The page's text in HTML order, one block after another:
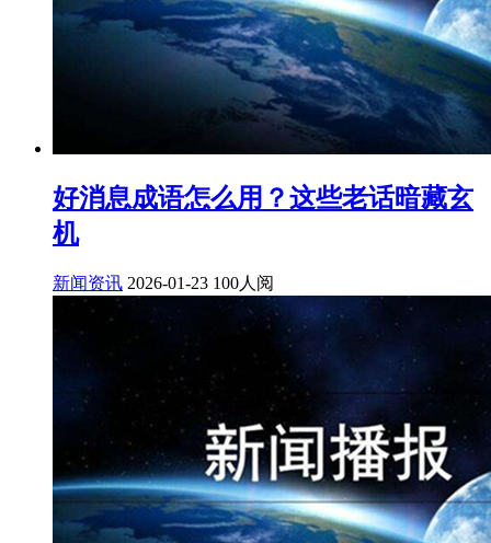
好消息成语怎么用？这些老话暗藏玄
机
新闻资讯 2026-01-23 100人阅